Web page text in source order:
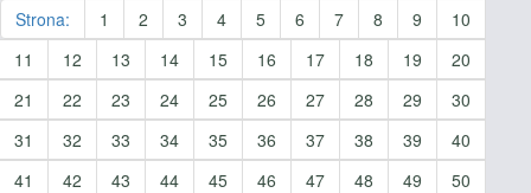
Strona: 1 2 3 4 5 6 7 8 9
10
11
12 13 14 15 16 17 18 19
20
21
22 23 24 25 26 27 28 29
30
31
32 33 34 35 36 37 38 39
40
41
42 43 44 45 46 47 48 49
50